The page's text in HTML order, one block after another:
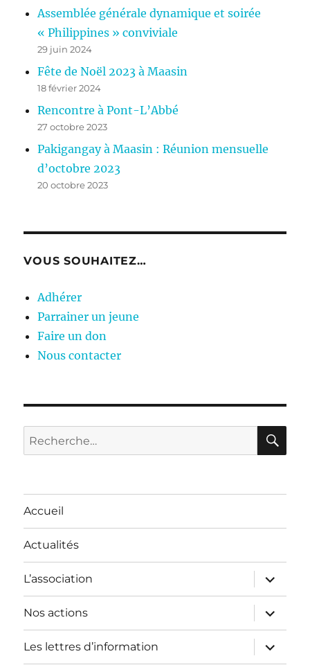
Assemblée générale dynamique et soirée
« Philippines » conviviale
29 juin 2024
Fête de Noël 2023 à Maasin
18 février 2024
Rencontre à Pont-L’Abbé
27 octobre 2023
Pakigangay à Maasin : Réunion mensuelle
d’octobre 2023
20 octobre 2023
VOUS SOUHAITEZ…
Adhérer
Parrainer un jeune
Faire un don
Nous contacter
Recherche
pour :
Accueil
Actualités
L’association
ouvrir
le
sous-
menu
Nos actions
ouvrir
le
sous-
menu
Les lettres d’information
ouvrir
le